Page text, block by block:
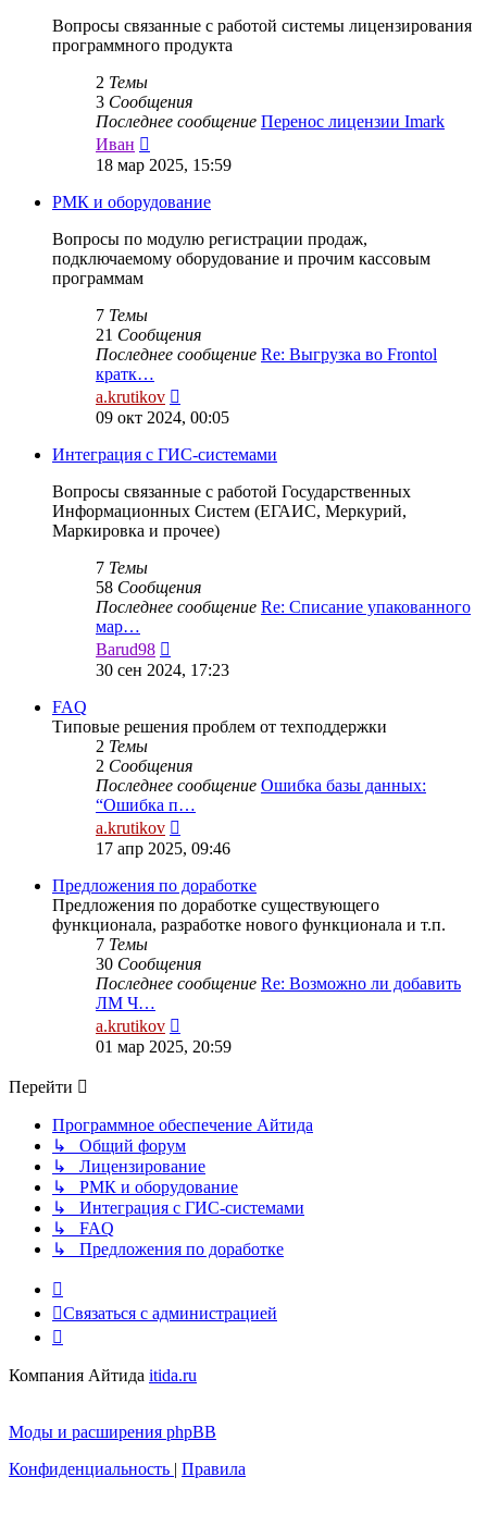
Вопросы связанные с работой системы лицензирования
программного продукта
2 Темы
3 Сообщения
Последнее сообщение Перенос лицензии Imark
Иван
к
последнему
сообщению
18 мар 2025, 15:59
РМК и оборудование
Вопросы по модулю регистрации продаж,
подключаемому оборудование и прочим кассовым
программам
7 Темы
21 Сообщения
Последнее сообщение Re: Выгрузка во Frontol
кратк…
a.krutikov
к
последнему
сообщению
09 окт 2024, 00:05
Интеграция с ГИС-системами
Вопросы связанные с работой Государственных
Информационных Систем (ЕГАИС, Меркурий,
Маркировка и прочее)
7 Темы
58 Сообщения
Последнее сообщение Re: Списание упакованного
мар…
Barud98
к
последнему
30 сен 2024, 17:23
FAQ
Типовые решения проблем от техподдержки
2 Темы
2 Сообщения
Последнее сообщение Ошибка базы данных:
“Ошибка п…
a.krutikov
к
последнему
сообщению
17 апр 2025, 09:46
Предложения по доработке
Предложения по доработке существующего
функционала, разработке нового функционала и т.п.
7 Темы
30 Сообщения
Последнее сообщение Re: Возможно ли добавить
ЛМ Ч…
a.krutikov
к
последнему
01 мар 2025, 20:59
Перейти
Программное обеспечение Айтида
↳ Общий форум
↳ Лицензирование
↳ РМК и оборудование
↳ Интеграция с ГИС-системами
↳ FAQ
↳ Предложения по доработке
Связаться с администрацией
Компания Айтида itida.ru
Моды и расширения phpBB
Конфиденциальность | Правила